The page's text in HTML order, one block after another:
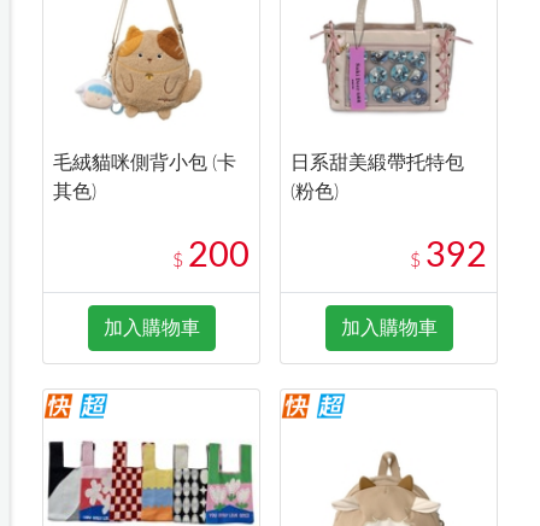
毛絨貓咪側背小包 (卡
其色)
$ 200
加入購物車
日系甜美緞帶托特包
(粉色)
$ 392
加入購物車